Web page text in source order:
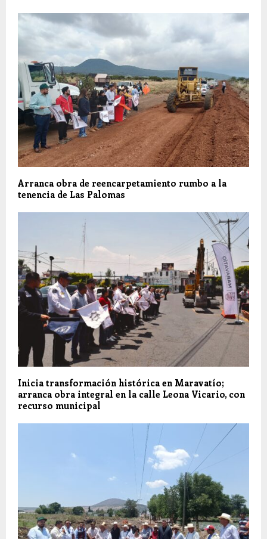
Arranca obra de reencarpetamiento rumbo a la
tenencia de Las Palomas
Inicia transformación histórica en Maravatío;
arranca obra integral en la calle Leona Vicario, con
recurso municipal